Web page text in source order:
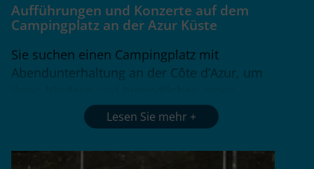
Lesen Sie mehr
Aufführungen und Konzerte auf dem
Campingplatz an der Azur Küste
Sie suchen einen Campingplatz mit
Abendunterhaltung an der Côte d’Azur, um
unvergesslichen Urlaub in diesem Sommer zu
bieten? Mit einem qualitativ hochwertigen
Paradise Ihre